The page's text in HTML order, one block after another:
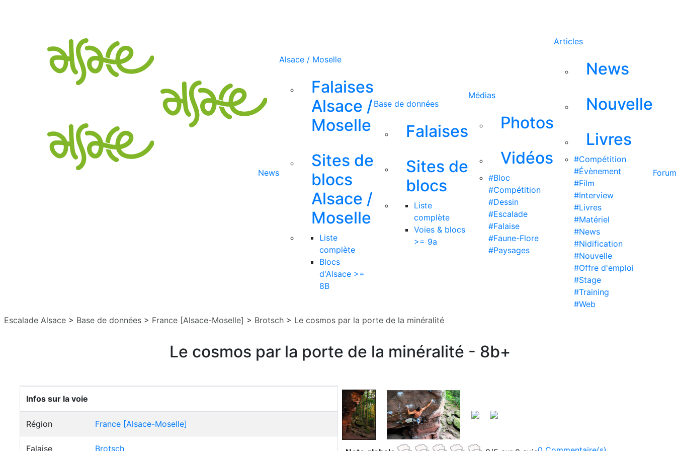
News
Alsace / Moselle
Falaises
Alsace /
Moselle
Sites de
blocs
Alsace /
Moselle
Liste
complète
Blocs
d'Alsace >=
8B
Base de données
Falaises
Sites de
blocs
Liste
complète
Voies & blocs
>= 9a
Médias
Photos
Vidéos
#Bloc
#Compétition
#Dessin
#Escalade
#Falaise
#Faune-Flore
#Paysages
Articles
News
Nouvelle
Livres
#Compétition
#Évènement
#Film
#Interview
#Livres
#Matériel
#News
#Nidification
#Nouvelle
#Offre d'emploi
#Stage
#Training
#Web
Forum
Escalade Alsace > Base de données > France [Alsace-Moselle] > Brotsch > Le cosmos par la porte de la minéralité
Le cosmos par la porte de la minéralité - 8b+
Infos sur la voie
Région France [Alsace-Moselle]
Falaise Brotsch